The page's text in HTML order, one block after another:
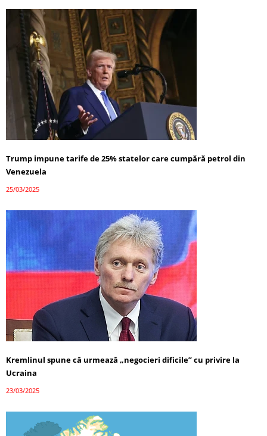
Trump impune tarife de 25% statelor care cumpără petrol din
Venezuela
25/03/2025
Kremlinul spune că urmează „negocieri dificile” cu privire la
Ucraina
23/03/2025